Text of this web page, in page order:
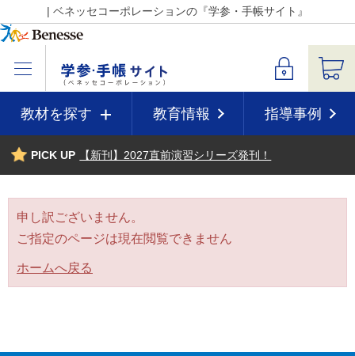
| ベネッセコーポレーションの『学参・手帳サイト』
教材を探す 教育情報 指導事例
PICK UP 【新刊】2027直前演習シリーズ発刊！
申し訳ございません。
ご指定のページは現在閲覧できません
ホームへ戻る